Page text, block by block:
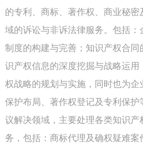
的专利、商标、著作权、商业秘密
域的诉讼与非诉法律服务。包括：
制度的构建与完善；知识产权合同
识产权信息的深度挖掘与战略运用
权战略的规划与实施，同时也为企
保护布局、著作权登记及专利保护
议解决领域，主要处理各类知识产
务，包括：商标代理及确权疑难案